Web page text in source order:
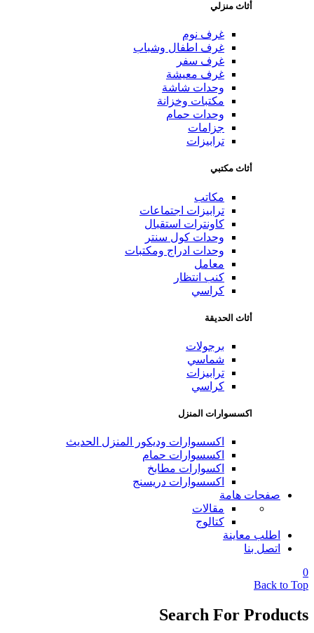
أثاث منزلي
غرف نوم
غرف اطفال وشباب
غرف سفر
غرف معيشة
وحدات شاشة
مكتبات وخزانة
وحدات حمام
جزامات
ترابيزات
أثاث مكتبي
مكاتب
ترابيزات اجتماعات
كاونترات استقبال
وحدات كول سنتر
وحدات ادراج ومكتبات
معامل
كنب انتظار
كراسي
أثاث الحديقة
برجولات
شماسي
ترابيزات
كراسي
اكسسوارات المنزل
اكسسوارات وديكور المنزل الحديث
اكسسوارات حمام
اكسوارات مطابخ
اكسسوارات دريسنج
صفحات هامة
مقالات
كتالوج
اطلب معاينة
اتصل بنا
0
Back to Top
Search For Products